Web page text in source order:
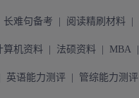
长难句备考 阅读精刷材料
算机资料 法硕资料 MBA
英语能力测评 管综能力测评